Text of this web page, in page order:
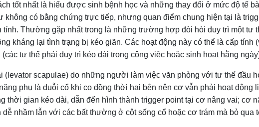
tốt nhất là hiểu được sinh bệnh học và những thay đổi ở mức độ tế
không có bằng chứng trực tiếp, nhưng quan điểm chung hiện tại là
Thường gặp nhất trong là những trường hợp đòi hỏi duy trì một tư
kháng lại tình trạng bị kéo giãn. Các hoạt động này có thể là cấp
tư thế phải duy trì kéo dài trong công việc hoặc sinh hoạt hằng
(levator scapulae) do những người làm việc văn phòng với tư thế đầu
phụ là duỗi cổ khi co đồng thời hai bên nên cơ vẫn phải hoạt động
thời gian kéo dài, dẫn đến hình thành trigger point tại cơ nâng vai; cơ
nhầm lẫn với các bất thường ở cột sống cổ hoặc cơ trám mà bỏ